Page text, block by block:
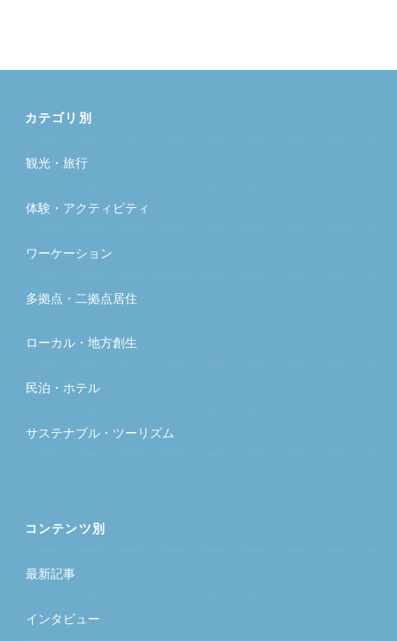
カテゴリ別
観光・旅行
体験・アクティビティ
ワーケーション
多拠点・二拠点居住
ローカル・地方創生
民泊・ホテル
サステナブル・ツーリズム
コンテンツ別
最新記事
インタビュー